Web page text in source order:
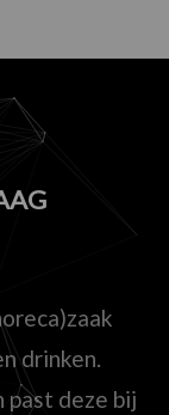
drinken.
deze bij